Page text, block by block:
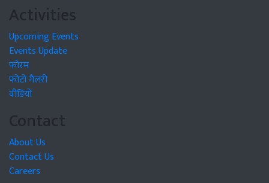
Activities
Upcoming Events
Events Update
फोरम
फोटो गैलरी
वीडियो
Contact
About Us
Contact Us
Careers